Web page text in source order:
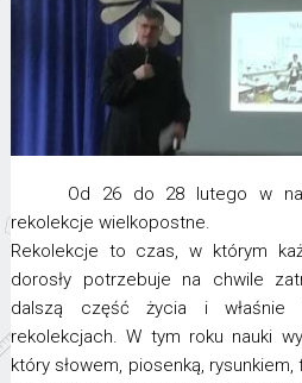
Od 26 do 28 lutego w
rekolekcje wielkopostne.
Rekolekcje to czas, w którym
dorosły potrzebuje na chwile
dalszą część życia i
rekolekcjach. W tym roku nauki
który słowem, piosenką,